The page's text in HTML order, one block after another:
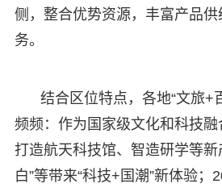
侧，整合优势资源，丰富产品
务。
结合区位特点，各地“文旅+
频频：作为国家级文化和科技融
打造航天科技馆、智造研学等新
白”等带来“科技+国潮”新体验；